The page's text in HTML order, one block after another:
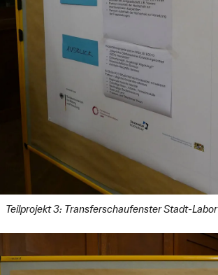
Teilprojekt 3: Transferschaufenster Stadt-Labor